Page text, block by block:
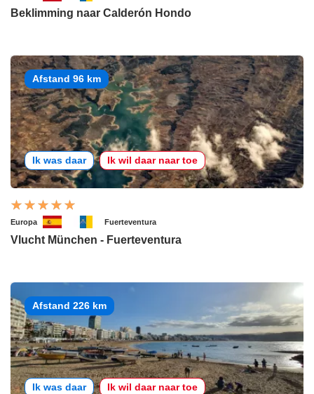
Beklimming naar Calderón Hondo
Afstand 96 km
Ik was daar Ik wil daar naar toe
Europa Fuerteventura
Vlucht München - Fuerteventura
Afstand 226 km
Ik was daar Ik wil daar naar toe